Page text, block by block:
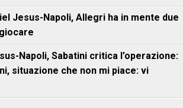
Jesus-Napoli, Allegri ha in mente due
Napoli, Sabatini critica l’operazione:
situazione che non mi piace: vi